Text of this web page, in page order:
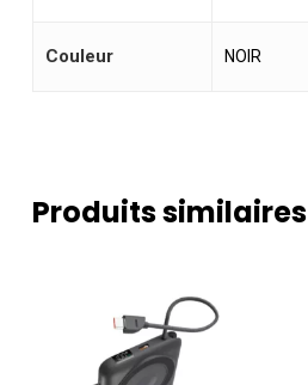
Couleur NOIR
Produits similaires